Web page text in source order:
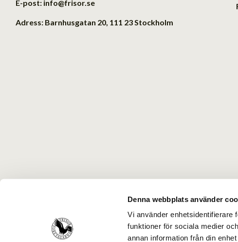
Denna webbplats använder
Vi använder enhetsidentifierare
funktioner för sociala medier
annan information från din
E-post: info@frisor.se
Adress: Barnhusgatan 20, 111 23 Stockholm